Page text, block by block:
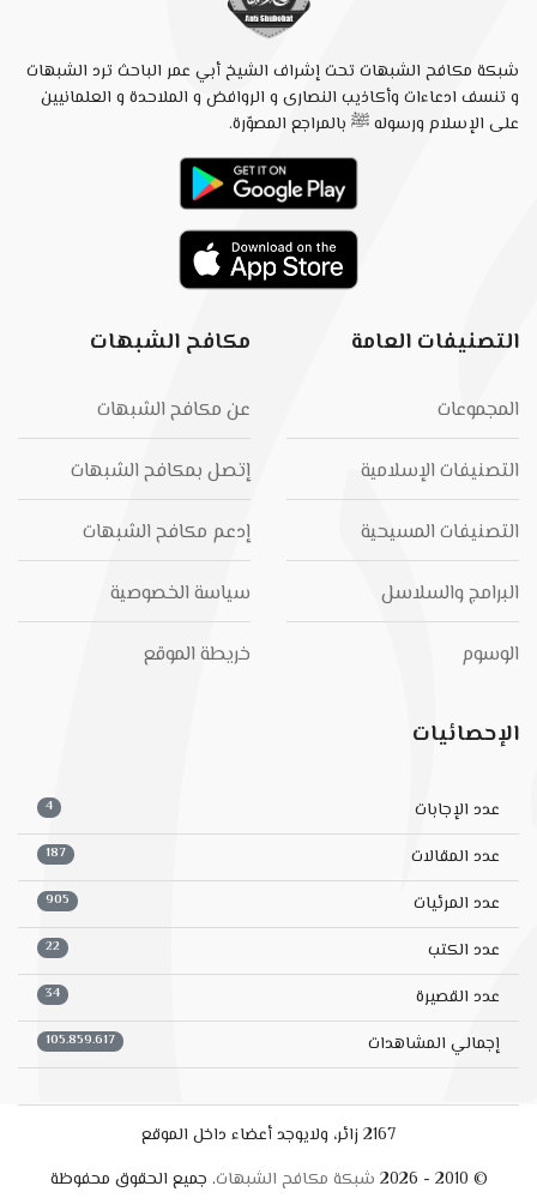
شبكة مكافح الشبهات تحت إشراف الشيخ أبي عمر الباحث ترد الشبهات
و تنسف ادعاءات وأكاذيب النصارى و الروافض و الملاحدة و العلمانيين
على الإسلام ورسوله ﷺ بالمراجع المصوّرة.
التصنيفات العامة
المجموعات
التصنيفات الإسلامية
التصنيفات المسيحية
البرامج والسلاسل
الوسوم
مكافح الشبهات
عن مكافح الشبهات
إتصل بمكافح الشبهات
إدعم مكافح الشبهات
سياسة الخصوصية
خريطة الموقع
الإحصائيات
عدد الإجابات 4
عدد المقالات 187
عدد المرئيات 905
عدد الكتب 22
عدد القصيرة 34
إجمالي المشاهدات 105.859.617
2167 زائر، ولايوجد أعضاء داخل الموقع
© 2010 - 2026
شبكة مكافح الشبهات. جميع الحقوق محفوظة